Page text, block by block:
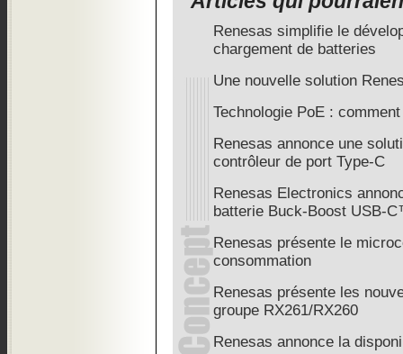
Renesas simplifie le
chargement de batteries
Une nouvelle solution
Technologie PoE :
Renesas annonce une
contrôleur de port Type-C
Renesas Electronics
batterie Buck-Boost USB-
Renesas présente le
consommation
Renesas présente les
groupe RX261/RX260
Renesas annonce la